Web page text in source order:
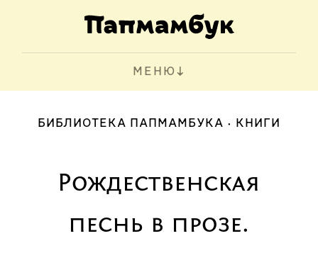
МЕНЮ
БИБЛИОТЕКА ПАПМАМБУКА КНИГИ
Рождественская
песнь в прозе.